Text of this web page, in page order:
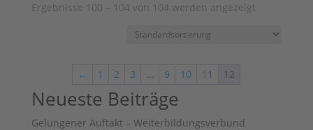
Ergebnisse 100 – 104 von 104 werden angezeigt
← 1 2 3 … 9 10 11 12
Neueste Beiträge
Gelungener Auftakt – Weiterbildungsverbund